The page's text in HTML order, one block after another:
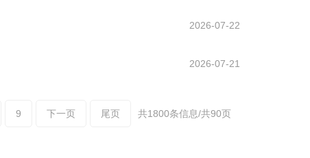
2026-07-22
2026-07-21
9 下一页 尾页 共1800条信息/共90页